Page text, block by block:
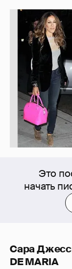
Это
начать
Сара
DE MARIA